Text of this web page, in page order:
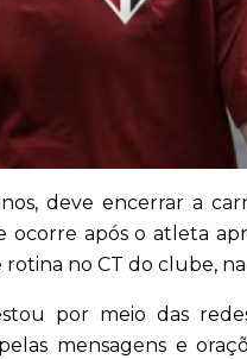
deve encerrar a
ocorre após o atleta
rotina no CT do clube,
por meio das
mensagens e